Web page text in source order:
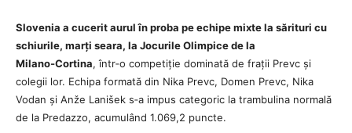
Slovenia a cucerit aurul în proba pe echipe mixte la sărituri cu
schiurile, marți seara, la Jocurile Olimpice de la
Milano‑Cortina, într‑o competiție dominată de frații Prevc și
colegii lor. Echipa formată din Nika Prevc, Domen Prevc, Nika
Vodan și Anže Lanišek s‑a impus categoric la trambulina normală
de la Predazzo, acumulând 1.069,2 puncte.